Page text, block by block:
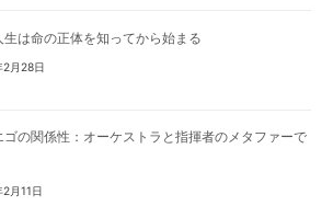
生は命の正体を知ってから始まる
月28日
ゴの関係性：オーケストラと指揮者のメタファーで
月11日